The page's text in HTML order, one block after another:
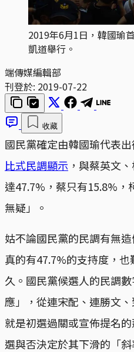
2019年6月1日，韓國瑜
凱道舉行。
端傳媒編輯部
刊登於: 2019-07-22
收藏
國民黨確定由韓國瑜代表
比式民調顯示 ，與蔡英文
達47.7%，蔡只有15.8%
無疑」。
姑不論國民黨的民調有無
真的有47.7%的支持度，
久。國民黨候選人的民調
應」，從連宋配、連勝文
就是初選過關或宣佈提名
選與否決定於其下滑的「